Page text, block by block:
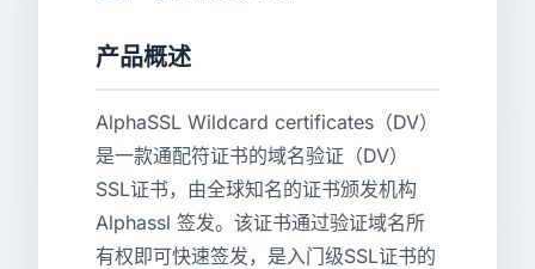
产品概述
AlphaSSL Wildcard certificates（DV）
是一款通配符证书的域名验证（DV）
SSL证书，由全球知名的证书颁发机构
Alphassl 签发。该证书通过验证域名所
有权即可快速签发，是入门级SSL证书的